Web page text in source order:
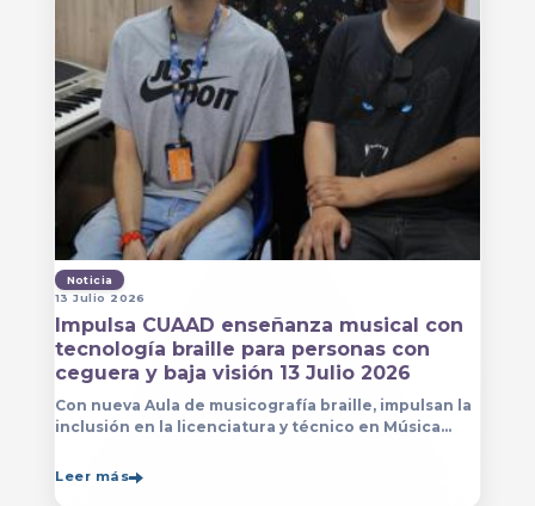
Noticia
13 Julio 2026
Impulsa CUAAD enseñanza musical con
tecnología braille para personas con
ceguera y baja visión 13 Julio 2026
Con nueva Aula de musicografía braille, impulsan la
inclusión en la licenciatura y técnico en Música
formen con mayor autonomía
Leer más